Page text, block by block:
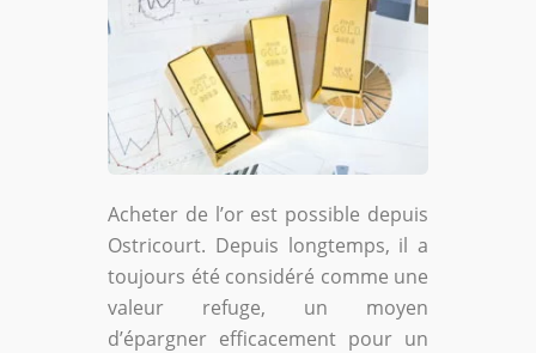
Acheter de l’or est possible depuis
Ostricourt. Depuis longtemps, il a
toujours été considéré comme une
valeur refuge, un moyen
d’épargner efficacement pour un